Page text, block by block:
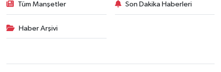
Tüm Manşetler Son Dakika Haberleri
Haber Arşivi